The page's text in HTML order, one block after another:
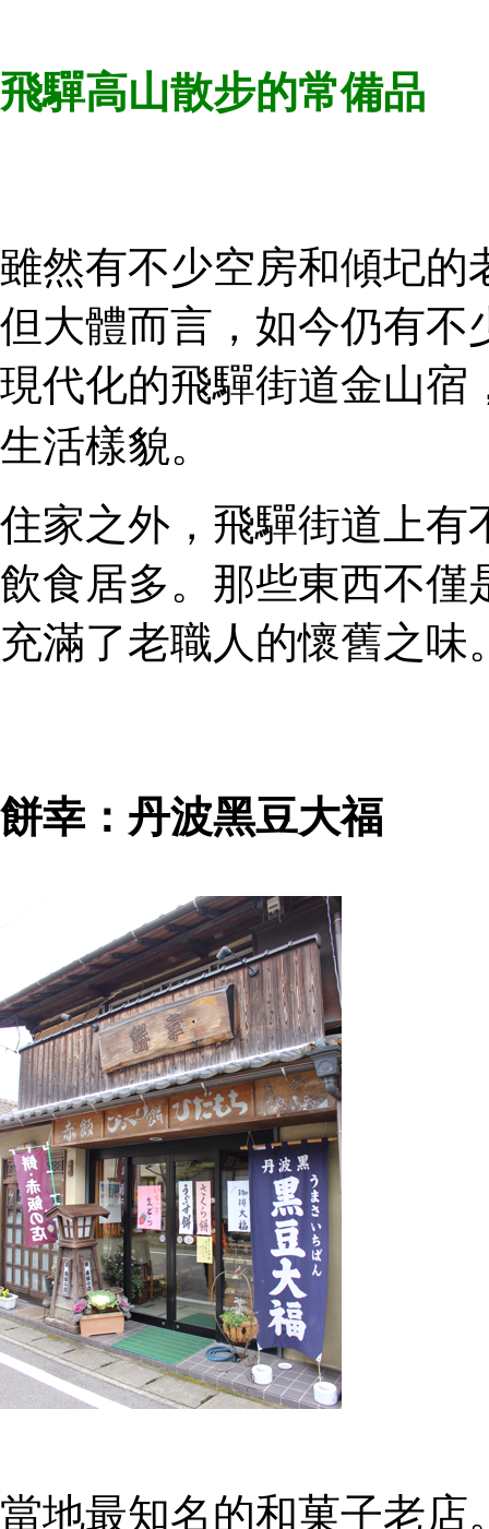
飛驒高山散步的常備品
雖然有不少空房和傾圮的
但大體而言，如今仍有不
現代化的飛驒街道金山宿
生活樣貌。
住家之外，飛驒街道上有
飲食居多。那些東西不僅
充滿了老職人的懷舊之味
餅幸：丹波黑豆大福
當地最知名的和菓子老店